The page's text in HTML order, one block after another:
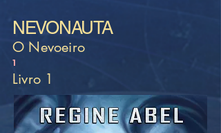
NEVONAUTA
O Nevoeiro
1
Livro 1